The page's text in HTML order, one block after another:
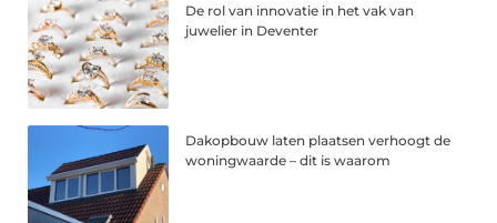
De rol van innovatie in het vak van
juwelier in Deventer
Dakopbouw laten plaatsen verhoogt de
woningwaarde – dit is waarom